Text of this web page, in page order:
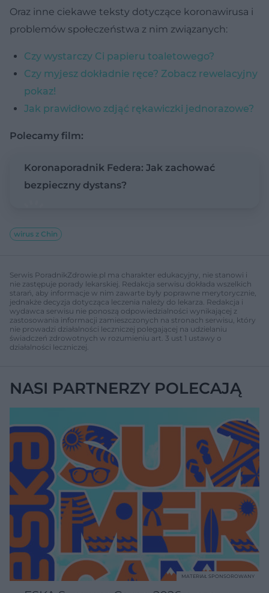
Oraz inne ciekawe teksty dotyczące koronawirusa i
problemów społeczeństwa z nim związanych:
Czy wystarczy Ci papieru toaletowego?
Czy myjesz dokładnie ręce? Zobacz rewelacyjny
pokaz!
Jak prawidłowo zdjąć rękawiczki jednorazowe?
Polecamy film:
Koronaporadnik Federa: Jak zachować
bezpieczny dystans?
wirus z Chin
Serwis PoradnikZdrowie.pl ma charakter edukacyjny, nie stanowi i
nie zastępuje porady lekarskiej. Redakcja serwisu dokłada wszelkich
starań, aby informacje w nim zawarte były poprawne merytorycznie,
jednakże decyzja dotycząca leczenia należy do lekarza. Redakcja i
wydawca serwisu nie ponoszą odpowiedzialności wynikającej z
zastosowania informacji zamieszczonych na stronach serwisu, który
nie prowadzi działalności leczniczej polegającej na udzielaniu
świadczeń zdrowotnych w rozumieniu art. 3 ust 1 ustawy o
działalności leczniczej.
NASI PARTNERZY POLECAJĄ
MATERIAŁ SPONSOROWANY